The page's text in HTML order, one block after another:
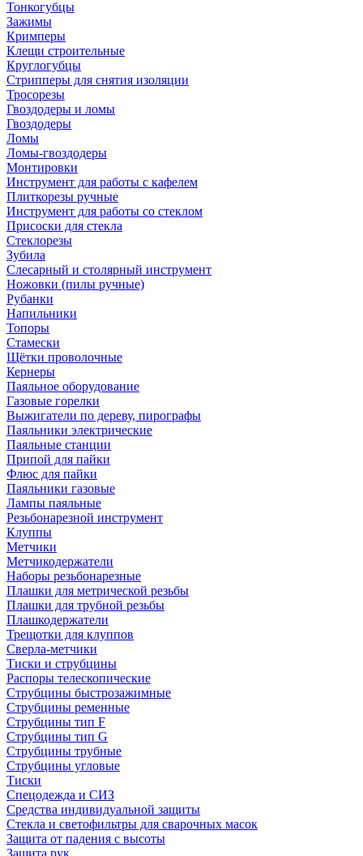
Тонкогубцы
Зажимы
Кримперы
Клещи строительные
Круглогубцы
Стрипперы для снятия изоляции
Тросорезы
Гвоздодеры и ломы
Гвоздодеры
Ломы
Ломы-гвоздодеры
Монтировки
Инструмент для работы с кафелем
Плиткорезы ручные
Инструмент для работы со стеклом
Присоски для стекла
Стеклорезы
Зубила
Слесарный и столярный инструмент
Ножовки (пилы ручные)
Рубанки
Напильники
Топоры
Стамески
Щётки проволочные
Кернеры
Паяльное оборудование
Газовые горелки
Выжигатели по дереву, пирографы
Паяльники электрические
Паяльные станции
Припой для пайки
Флюс для пайки
Паяльники газовые
Лампы паяльные
Резьбонарезной инструмент
Клуппы
Метчики
Метчикодержатели
Наборы резьбонарезные
Плашки для метрической резьбы
Плашки для трубной резьбы
Плашкодержатели
Трещотки для клуппов
Сверла-метчики
Тиски и струбцины
Распоры телескопические
Струбцины быстрозажимные
Струбцины ременные
Струбцины тип F
Струбцины тип G
Струбцины трубные
Струбцины угловые
Тиски
Спецодежда и СИЗ
Средства индивидуальной защиты
Стекла и светофильтры для сварочных масок
Защита от падения с высоты
Защита рук